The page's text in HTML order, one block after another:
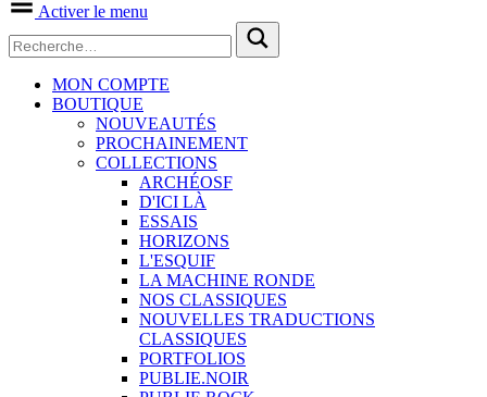
Activer le menu
MON COMPTE
BOUTIQUE
NOUVEAUTÉS
PROCHAINEMENT
COLLECTIONS
ARCHÉOSF
D'ICI LÀ
ESSAIS
HORIZONS
L'ESQUIF
LA MACHINE RONDE
NOS CLASSIQUES
NOUVELLES TRADUCTIONS
CLASSIQUES
PORTFOLIOS
PUBLIE.NOIR